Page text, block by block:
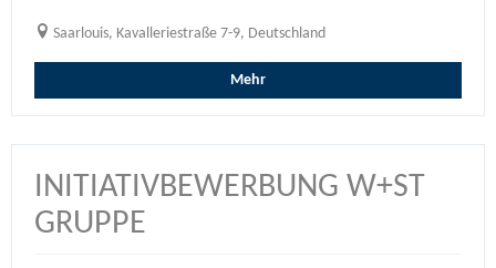
Saarlouis, Kavalleriestraße 7-9, Deutschland
Mehr
INITIATIVBEWERBUNG W+ST
GRUPPE